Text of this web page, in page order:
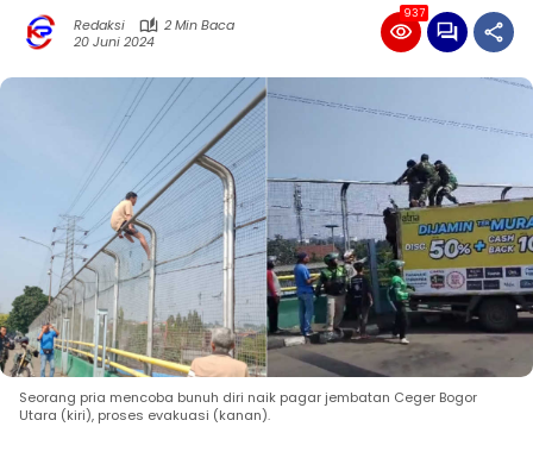
Redaksi
2 Min Baca
20 Juni 2024
937
Seorang pria mencoba bunuh diri naik pagar jembatan Ceger Bogor
Utara (kiri), proses evakuasi (kanan).